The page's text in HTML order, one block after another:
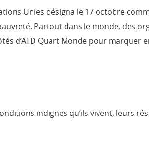
Unies désigna le 17 octobre
Partout dans le monde, des
d’ATD Quart Monde pour marquer
indignes qu’ils vivent, leurs